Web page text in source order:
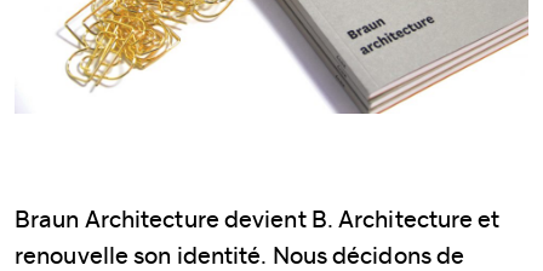
Braun Architecture devient B. Architecture et
renouvelle son identité. Nous décidons de